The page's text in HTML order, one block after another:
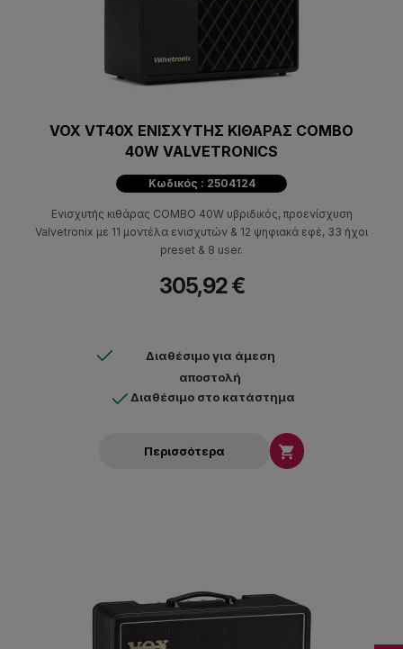
VOX VT40X ΕΝΙΣΧΥΤΗΣ ΚΙΘΑΡΑΣ COMBO
40W VALVETRONICS
Κωδικός : 2504124
Ενισχυτής κιθάρας COMBO 40W υβριδικός, προενίσχυση
Valvetronix με 11 μοντέλα ενισχυτών & 12 ψηφιακά εφέ, 33 ήχοι
preset & 8 user.
305,92 €
Διαθέσιμο για άμεση
αποστολή
Διαθέσιμο στο κατάστημα
Περισσότερα 